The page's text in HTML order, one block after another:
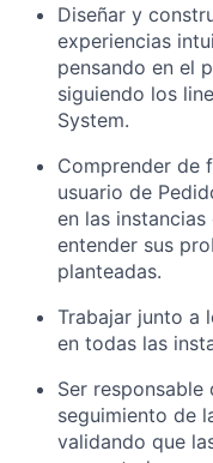
Diseñar y
experiencias
pensando en el
siguiendo los
System.
Comprender de
usuario de
en las
entender sus
planteadas.
Trabajar junto a
en todas las
Ser
seguimiento de
validando que